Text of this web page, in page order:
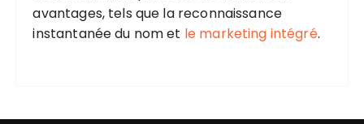
avantages, tels que la reconnaissance
instantanée du nom et le marketing intégré.